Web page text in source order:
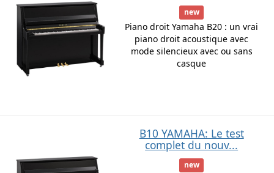
new
Piano droit Yamaha B20 : un vrai
piano droit acoustique avec
mode silencieux avec ou sans
casque
B10 YAMAHA: Le test
complet du nouv...
new